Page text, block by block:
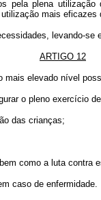
pela plena
mais eficazes
levando-
ARTIGO 12
mais elevado nível
o pleno exercício
das crianças;
como a luta contra
caso de enfermidade.